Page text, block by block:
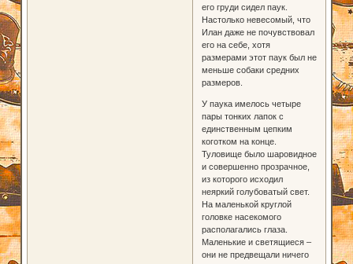
его груди сидел паук.
Настолько невесомый, что
Илан даже не почувствовал
его на себе, хотя
размерами этот паук был не
меньше собаки средних
размеров.
У паука имелось четыре
пары тонких лапок с
единственным цепким
коготком на конце.
Туловище было шаровидное
и совершенно прозрачное,
из которого исходил
неяркий голубоватый свет.
На маленькой круглой
головке насекомого
располагались глаза.
Маленькие и светящиеся –
они не предвещали ничего